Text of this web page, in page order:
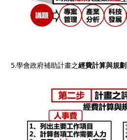
5.學會政府補助計畫之經費計算與規劃